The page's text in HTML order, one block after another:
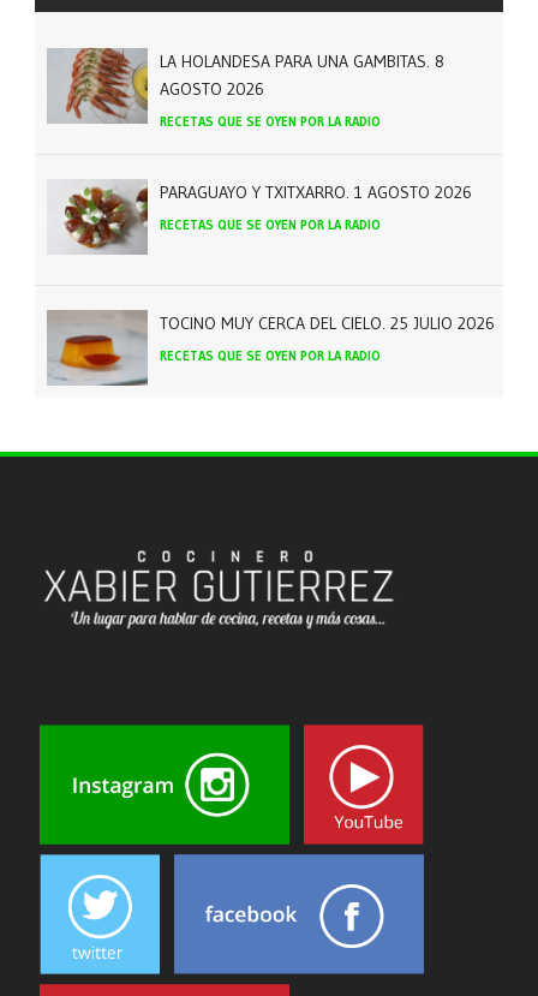
LA HOLANDESA PARA UNA GAMBITAS. 8
AGOSTO 2026
RECETAS QUE SE OYEN POR LA RADIO
PARAGUAYO Y TXITXARRO. 1 AGOSTO 2026
RECETAS QUE SE OYEN POR LA RADIO
TOCINO MUY CERCA DEL CIELO. 25 JULIO 2026
RECETAS QUE SE OYEN POR LA RADIO